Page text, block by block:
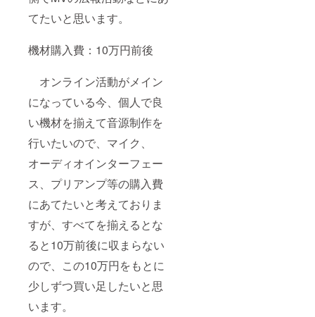
てたいと思います。
機材購入費：10万円前後
オンライン活動がメイン
になっている今、個人で良
い機材を揃えて音源制作を
行いたいので、マイク、
オーディオインターフェー
ス、プリアンプ等の購入費
にあてたいと考えておりま
すが、すべてを揃えるとな
ると10万前後に収まらない
ので、この10万円をもとに
少しずつ買い足したいと思
います。